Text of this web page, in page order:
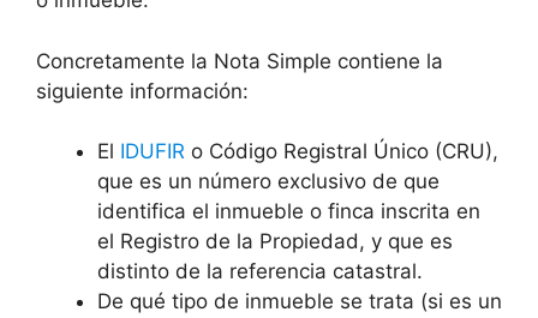
Concretamente la Nota Simple contiene la
siguiente información:
El IDUFIR o Código Registral Único (CRU),
que es un número exclusivo de que
identifica el inmueble o finca inscrita en
el Registro de la Propiedad, y que es
distinto de la referencia catastral.
De qué tipo de inmueble se trata (si es un